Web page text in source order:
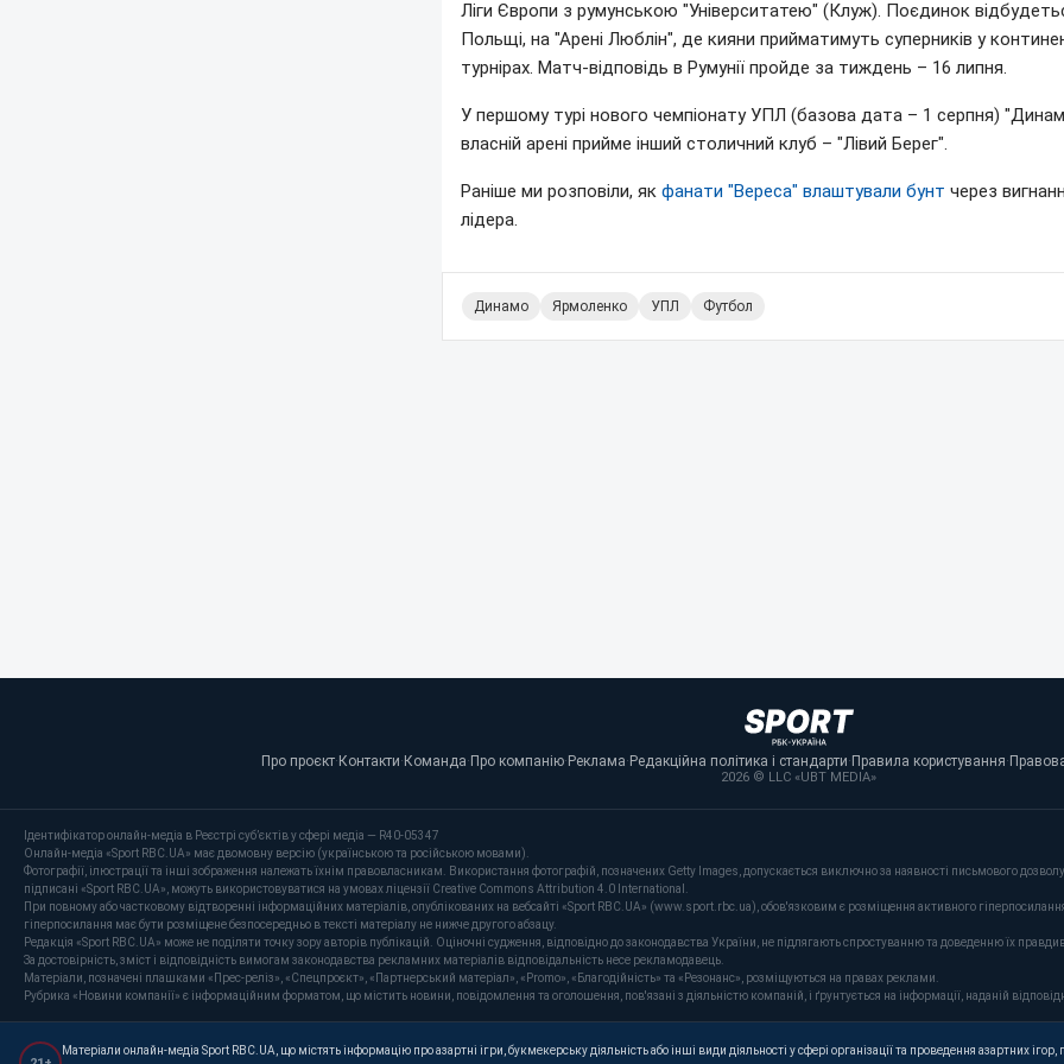
Ліги Європи з румунською "Університатею" (Клуж). Поєдинок
Польщі, на "Арені Люблін", де кияни прийматимуть суперників у
турнірах. Матч-відповідь в Румунії пройде за тиждень – 16 липня.
У першому турі нового чемпіонату УПЛ (базова дата – 1 серпня)
власній арені прийме інший столичний клуб – "Лівий Берег".
Раніше ми розповіли, як фанати "Вереса" влаштували бунт через
лідера.
Динамо Ярмоленко УПЛ Футбол
Про проєкт· Контакти· Команда· Про компанію· Реклама· Редакційна політика і стандарти· Правила користування·
2026 © LLC «UBT MEDIA»
Ідентифікатор онлайн-медіа в Реєстрі суб’єктів у сфері медіа — R40-05347
Онлайн-медіа «Sport RBC.UA» має двомовну версію (українською та російською мовами).
Фотографії, ілюстрації та інші зображення належать їхнім правовласникам. Використання фотографій, позначених Getty Images, допускається виключно за наявності письмового
підписані «Sport RBC.UA», можуть використовуватися на умовах ліцензії Creative Commons Attribution 4.0 International.
При повному або частковому відтворенні інформаційних матеріалів, опублікованих на вебсайті «Sport RBC.UA» (www.sport.rbc.ua), обов'язковим є розміщення активного
гіперпосилання має бути розміщене безпосередньо в тексті матеріалу не нижче другого абзацу.
Редакція «Sport RBC.UA» може не поділяти точку зору авторів публікацій. Оціночні судження, відповідно до законодавства України, не підлягають спростуванню та доведенню їх
За достовірність, зміст і відповідність вимогам законодавства рекламних матеріалів відповідальність несе рекламодавець.
Матеріали, позначені плашками «Прес-реліз», «Спецпроєкт», «Партнерський матеріал», «Promo», «Благодійність» та «Резонанс», розміщуються на правах реклами.
Рубрика «Новини компанії» є інформаційним форматом, що містить новини, повідомлення та оголошення, пов'язані з діяльністю компаній, і ґрунтується на інформації, наданій
Матеріали онлайн-медіа Sport RBC.UA, що містять інформацію про азартні ігри, букмекерську діяльність або інші види діяльності у сфері організації та проведення азартних